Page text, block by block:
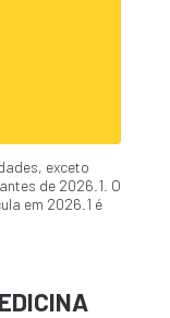
exceto
de 2026.1. O
em 2026.1 é